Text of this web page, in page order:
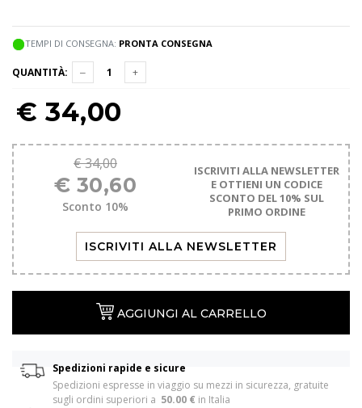
TEMPI DI CONSEGNA: PRONTA CONSEGNA
QUANTITÀ:
€ 34,00
€ 34,00
€ 30,60
Sconto 10%
ISCRIVITI ALLA NEWSLETTER
E OTTIENI UN CODICE
SCONTO DEL 10% SUL
PRIMO ORDINE
ISCRIVITI ALLA NEWSLETTER
AGGIUNGI AL CARRELLO
Spedizioni rapide e sicure
Spedizioni espresse in viaggio su mezzi in sicurezza, gratuite
sugli ordini superiori a 50.00 € in Italia